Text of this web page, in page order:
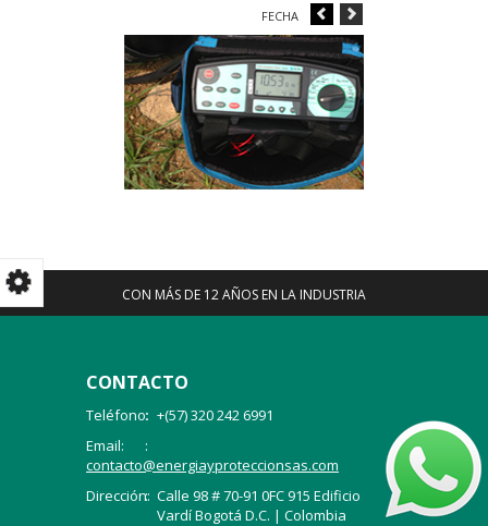
FECHA
CON MÁS DE 12 AÑOS EN LA INDUSTRIA
CONTACTO
Teléfono: +(57) 320 242 6991
Email:
contacto@energiayproteccionsas.com
Dirección: Calle 98 # 70-91 0FC 915 Edificio
Vardí Bogotá D.C. | Colombia